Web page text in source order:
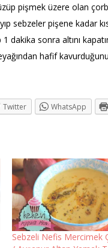
pişmek üzere olan
sebzeler pişene kadar
dakika sonra altını
hafif
Twitter WhatsApp
Sebzeli Nefis Mercimek